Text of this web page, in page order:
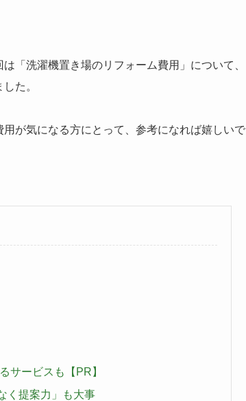
「洗濯機置き場のリフォーム費用」について、
た。
用が気になる方にとって、参考になれば嬉しいで
サービスも【PR】
く提案力」も大事